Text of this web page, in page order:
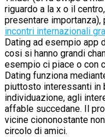
riguardo a la x o il
presentare
incontri internazionali
Dating ad esempio app
cosi si hanno grandi
esempio ci piace o con
Dating funziona
piuttosto interessanti in
individuazione, agli
affable succedane. Il
vicine ciononostante
circolo di amici.